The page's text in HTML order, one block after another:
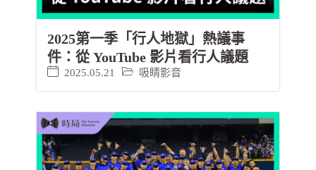
2025第一季「行人地獄」熱議事
件：從 YouTube 影片看行人議題
2025.05.21 吸睛影音